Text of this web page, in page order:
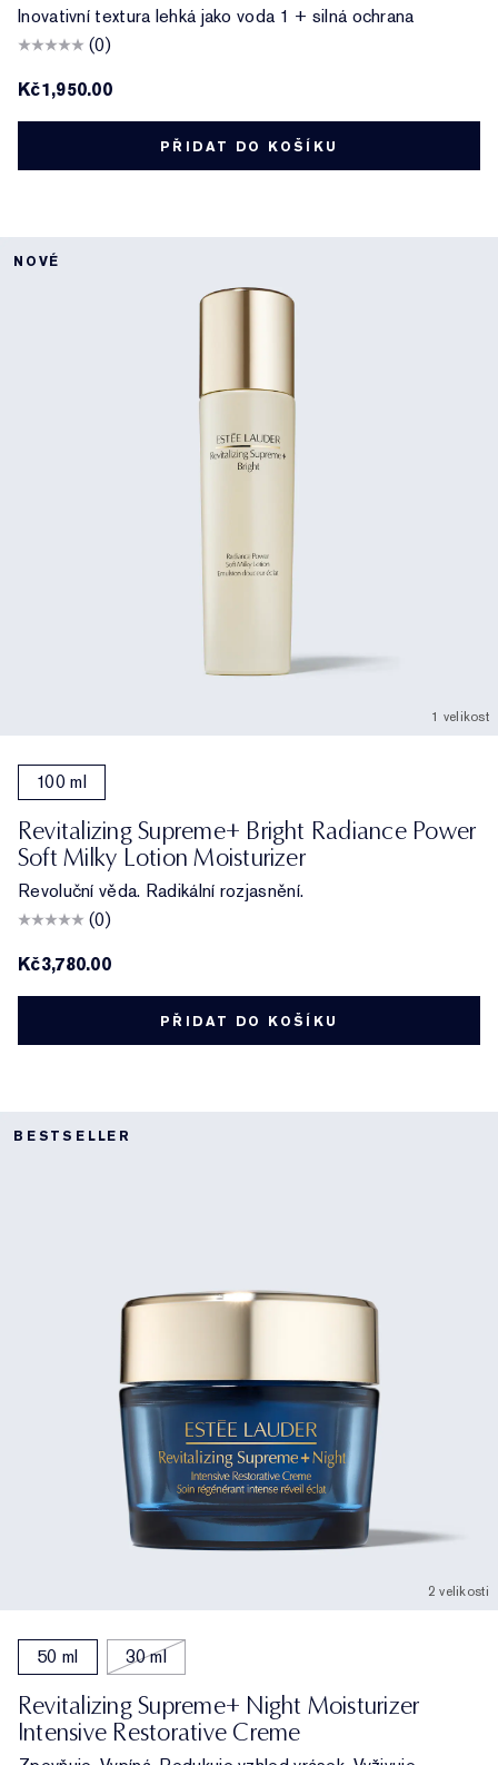
Inovativní textura lehká jako voda 1 + silná ochrana
(0)
Kč1,950.00
PŘIDAT DO KOŠÍKU
NOVÉ
1 velikost
100 ml
Revitalizing Supreme+ Bright Radiance Power
Soft Milky Lotion Moisturizer
Revoluční věda. Radikální rozjasnění.
(0)
Kč3,780.00
PŘIDAT DO KOŠÍKU
BESTSELLER
2 velikosti
50 ml 30 ml
Revitalizing Supreme+ Night Moisturizer
Intensive Restorative Creme